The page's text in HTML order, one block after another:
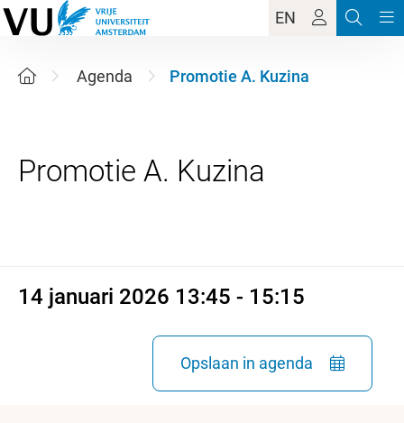
EN
Agenda Promotie A. Kuzina
14 januari 2026 13:45 - 15:15
Opslaan in agenda